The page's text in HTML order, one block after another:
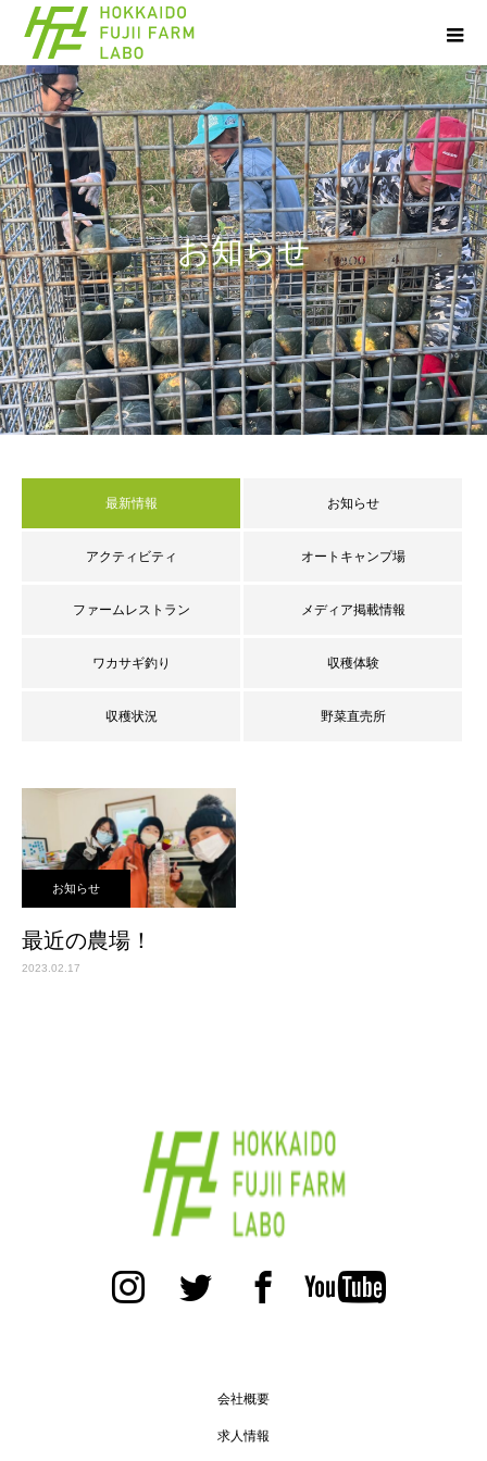
お知らせ
最新情報 お知らせ
アクティビティ オートキャンプ場
ファームレストラン メディア掲載情報
ワカサギ釣り 収穫体験
収穫状況 野菜直売所
お知らせ
最近の農場！
2023.02.17
会社概要
求人情報